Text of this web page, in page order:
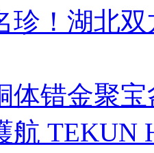
珍！湖北
体错金聚
航 TEKUN